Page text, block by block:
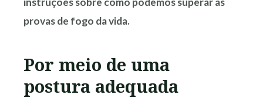
provas de fogo da vida.
Por meio de uma
postura adequada